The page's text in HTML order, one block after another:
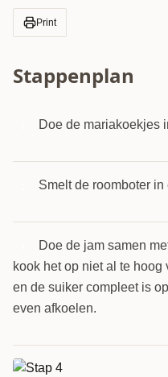
Print
Stappenplan
Doe de mariakoekjes
Smelt de roomboter in
Doe de jam samen
kook het op niet al te hoog
en de suiker compleet is
even afkoelen.